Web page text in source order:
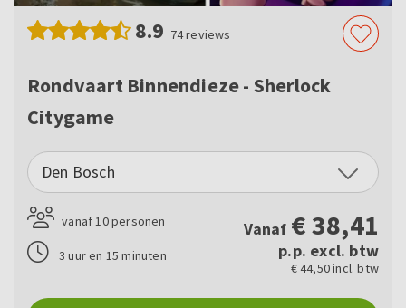
8.9 74reviews
Rondvaart Binnendieze - Sherlock
Citygame
Den Bosch
vanaf 10 personen
3 uur en 15 minuten
Vanaf €38,41
p.p. excl. btw
€ 44,50 incl. btw